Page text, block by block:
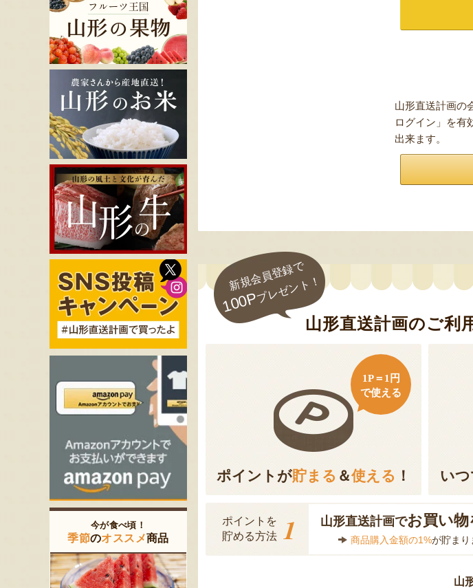
山形直送計画の
ログイン」を有
出来ます。
新規会員登録で
100Pプレゼント！
山形直送計画のご利
ポイントが貯まる ＆使える ！
1P＝1円
で使える
いつ
ポイントを
貯める方法 1 山形直送計画でお買い物
商品購入金額の1%が貯まり
山
今が食べ頃！
季節のオススメ商品